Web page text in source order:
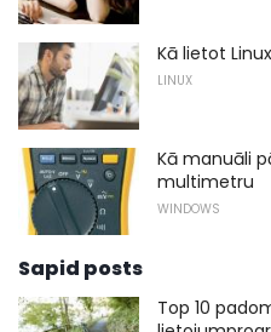
Kā lietot
LINUX
Kā manuāli
multimetru
WINDOWS
Sapid posts
Top 10